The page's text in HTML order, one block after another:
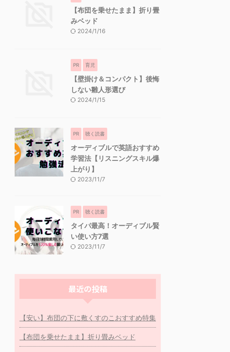
【布団を乗せたまま】折り畳
みベッド
2024/1/16
PR 育児
【壁掛け＆コンパクト】後悔
しない雛人形選び
2024/1/15
PR 聴く読書
オーディブルで英語おすすめ
学習法【リスニングスキル爆
上がり】
2023/11/7
PR 聴く読書
タイパ最高！オーディブル賢
い使い方7選
2023/11/7
最近の投稿
【安い】布団の下に敷くすのこおすすめ特集
【布団を乗せたまま】折り畳みベッド